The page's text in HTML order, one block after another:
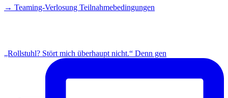
→ Teaming-Verlosung Teilnahmebedingungen
„Rollstuhl? Stört mich überhaupt nicht.“ Denn gen